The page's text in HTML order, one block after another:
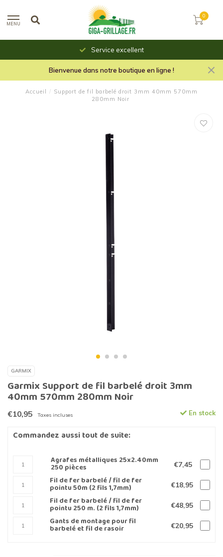
MENU
0
Service excellent
Bienvenue dans notre boutique en ligne !
Accueil / Support de fil barbelé droit 3mm 40mm 570mm
280mm Noir
GARMIX
Garmix Support de fil barbelé droit 3mm
40mm 570mm 280mm Noir
€10,95 Taxes incluses En stock
Commandez aussi tout de suite:
Agrafes métalliques 25x2.40mm
250 pièces €7,45
Fil de fer barbelé / fil de fer
pointu 50m (2 fils 1,7mm) €18,95
Fil de fer barbelé / fil de fer
pointu 250 m. (2 fils 1,7mm) €48,95
Gants de montage pour fil
barbelé et fil de rasoir €20,95